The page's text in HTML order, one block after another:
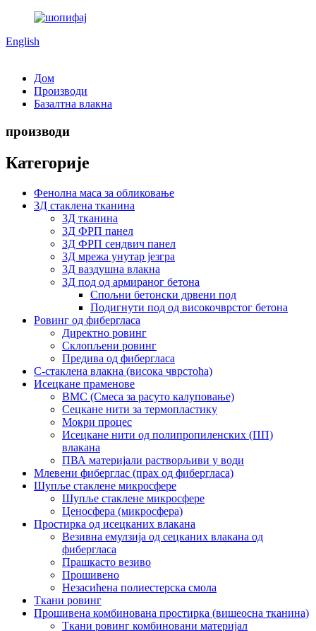
English
Дом
Производи
Базалтна влакна
производи
Категорије
Фенолна маса за обликовање
3Д стаклена тканина
3Д тканина
3Д ФРП панел
3Д ФРП сендвич панел
3Д мрежа унутар језгра
3Д ваздушна влакна
3Д под од армираног бетона
Спољни бетонски дрвени под
Подигнути под од високочврстог бетона
Ровинг од фибергласа
Директно ровинг
Склопљени ровинг
Предива од фибергласа
С-стаклена влакна (висока чврстоћа)
Исецкане праменове
BMC (Смеса за расуто калуповање)
Сецкане нити за термопластику
Мокри процес
Исецкане нити од полипропиленских (ПП)
влакана
ПВА материјали растворљиви у води
Млевени фиберглас (прах од фибергласа)
Шупље стаклене микросфере
Шупље стаклене микросфере
Ценосфера (микросфера)
Простирка од исецканих влакана
Везивна емулзија од сецканих влакана од
фибергласа
Прашкасто везиво
Прошивено
Незасићена полиестерска смола
Ткани ровинг
Прошивена комбинована простирка (вишеосна тканина)
Ткани ровинг комбиновани материјал